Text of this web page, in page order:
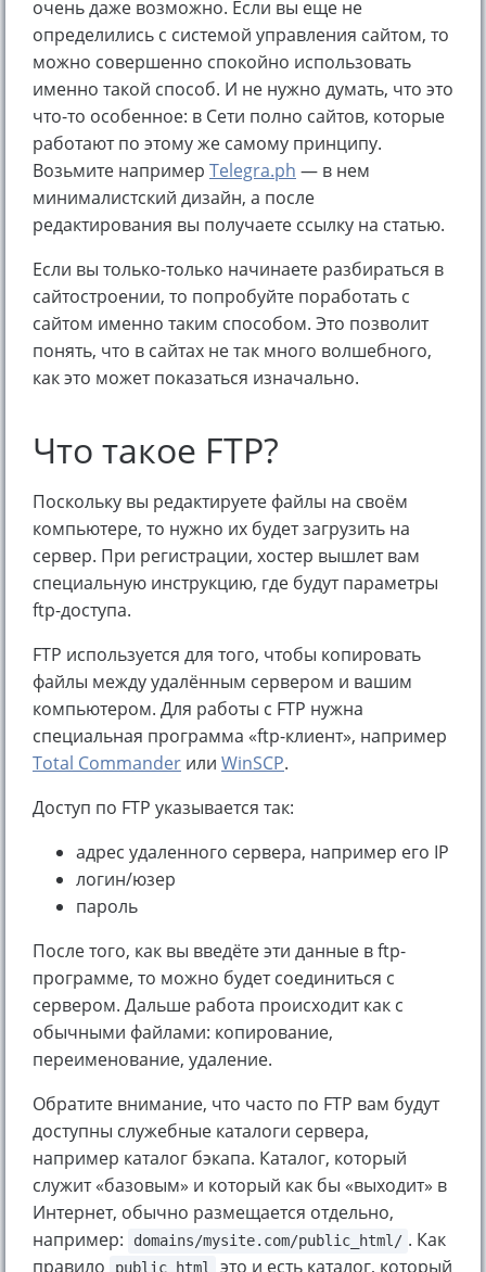
очень даже возможно. Если вы еще не
определились с системой управления сайтом, то
можно совершенно спокойно использовать
именно такой способ. И не нужно думать, что это
что-то особенное: в Сети полно сайтов, которые
работают по этому же самому принципу.
Возьмите например Telegra.ph — в нем
минималистский дизайн, а после
редактирования вы получаете ссылку на статью.
Если вы только-только начинаете разбираться в
сайтостроении, то попробуйте поработать с
сайтом именно таким способом. Это позволит
понять, что в сайтах не так много волшебного,
как это может показаться изначально.
Что такое FTP?
Поскольку вы редактируете файлы на своём
компьютере, то нужно их будет загрузить на
сервер. При регистрации, хостер вышлет вам
специальную инструкцию, где будут параметры
ftp-доступа.
FTP используется для того, чтобы копировать
файлы между удалённым сервером и вашим
компьютером. Для работы с FTP нужна
специальная программа «ftp-клиент», например
Total Commander или WinSCP.
Доступ по FTP указывается так:
адрес удаленного сервера, например его IP
логин/юзер
пароль
После того, как вы введёте эти данные в ftp-
программе, то можно будет соединиться с
сервером. Дальше работа происходит как с
обычными файлами: копирование,
переименование, удаление.
Обратите внимание, что часто по FTP вам будут
доступны служебные каталоги сервера,
например каталог бэкапа. Каталог, который
служит «базовым» и который как бы «выходит» в
Интернет, обычно размещается отдельно,
например:
domains/mysite.com/public_html/ . Как
правило
public_html
это и есть каталог, который